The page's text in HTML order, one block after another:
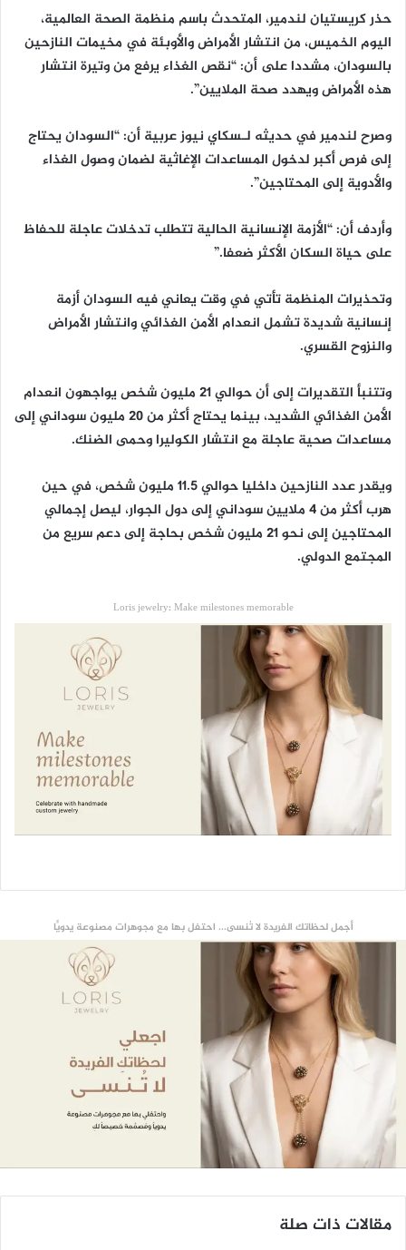
حذر كريستيان لندمير، المتحدث باسم منظمة الصحة العالمية،
اليوم الخميس، من انتشار الأمراض والأوبئة في مخيمات النازحين
بالسودان، مشددا على أن: “نقص الغذاء يرفع من وتيرة انتشار
هذه الأمراض ويهدد صحة الملايين”.
وصرح لندمير في حديثه لـسكاي نيوز عربية أن: “السودان يحتاج
إلى فرص أكبر لدخول المساعدات الإغاثية لضمان وصول الغذاء
والأدوية إلى المحتاجين”.
وأردف أن: “الأزمة الإنسانية الحالية تتطلب تدخلات عاجلة للحفاظ
على حياة السكان الأكثر ضعفا.”
وتحذيرات المنظمة تأتي في وقت يعاني فيه السودان أزمة
إنسانية شديدة تشمل انعدام الأمن الغذائي وانتشار الأمراض
والنزوح القسري.
وتتنبأ التقديرات إلى أن حوالي 21 مليون شخص يواجهون انعدام
الأمن الغذائي الشديد، بينما يحتاج أكثر من 20 مليون سوداني إلى
مساعدات صحية عاجلة مع انتشار الكوليرا وحمى الضنك.
ويقدر عدد النازحين داخليا حوالي 11.5 مليون شخص، في حين
هرب أكثر من 4 ملايين سوداني إلى دول الجوار، ليصل إجمالي
المحتاجين إلى نحو 21 مليون شخص بحاجة إلى دعم سريع من
المجتمع الدولي.
Loris jewelry: Make milestones memorable
أجمل لحظاتك الفريدة لا تُنسى... احتفل بها مع مجوهرات مصنوعة يدويًّا
مقالات ذات صلة